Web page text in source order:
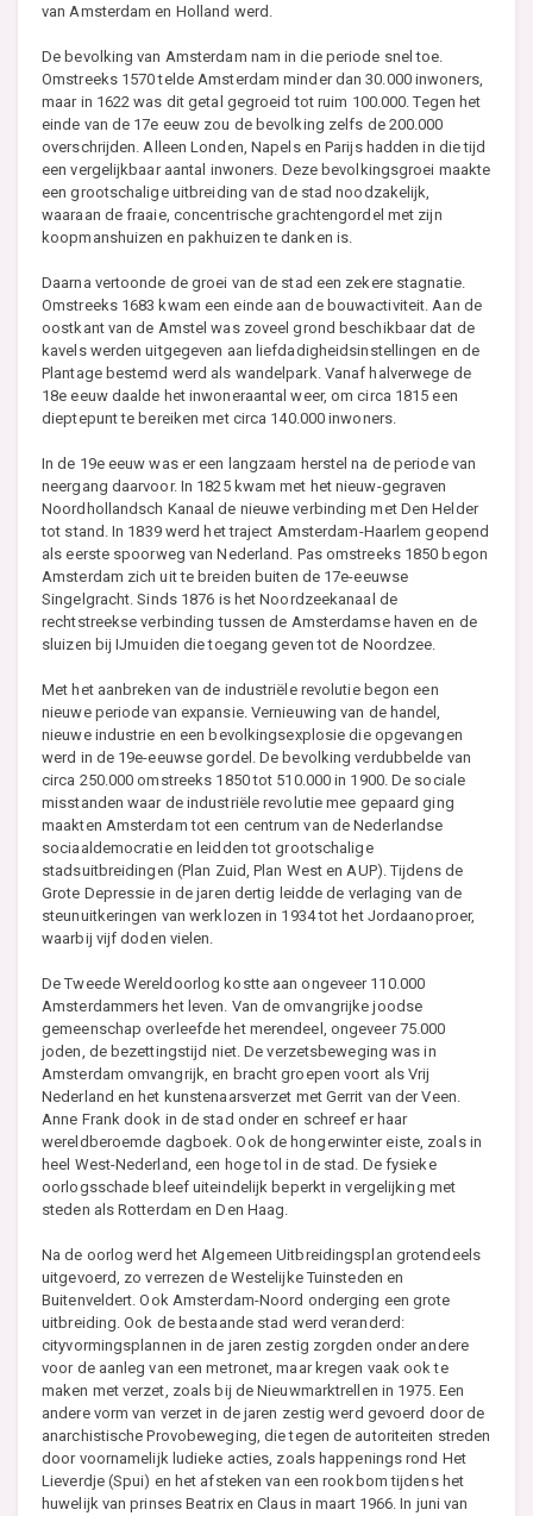
van Amsterdam en Holland werd.
De bevolking van Amsterdam nam in die periode snel toe.
Omstreeks 1570 telde Amsterdam minder dan 30.000 inwoners,
maar in 1622 was dit getal gegroeid tot ruim 100.000. Tegen het
einde van de 17e eeuw zou de bevolking zelfs de 200.000
overschrijden. Alleen Londen, Napels en Parijs hadden in die tijd
een vergelijkbaar aantal inwoners. Deze bevolkingsgroei maakte
een grootschalige uitbreiding van de stad noodzakelijk,
waaraan de fraaie, concentrische grachtengordel met zijn
koopmanshuizen en pakhuizen te danken is.
Daarna vertoonde de groei van de stad een zekere stagnatie.
Omstreeks 1683 kwam een einde aan de bouwactiviteit. Aan de
oostkant van de Amstel was zoveel grond beschikbaar dat de
kavels werden uitgegeven aan liefdadigheidsinstellingen en de
Plantage bestemd werd als wandelpark. Vanaf halverwege de
18e eeuw daalde het inwoneraantal weer, om circa 1815 een
dieptepunt te bereiken met circa 140.000 inwoners.
In de 19e eeuw was er een langzaam herstel na de periode van
neergang daarvoor. In 1825 kwam met het nieuw-gegraven
Noordhollandsch Kanaal de nieuwe verbinding met Den Helder
tot stand. In 1839 werd het traject Amsterdam-Haarlem geopend
als eerste spoorweg van Nederland. Pas omstreeks 1850 begon
Amsterdam zich uit te breiden buiten de 17e-eeuwse
Singelgracht. Sinds 1876 is het Noordzeekanaal de
rechtstreekse verbinding tussen de Amsterdamse haven en de
sluizen bij IJmuiden die toegang geven tot de Noordzee.
Met het aanbreken van de industriële revolutie begon een
nieuwe periode van expansie. Vernieuwing van de handel,
nieuwe industrie en een bevolkingsexplosie die opgevangen
werd in de 19e-eeuwse gordel. De bevolking verdubbelde van
circa 250.000 omstreeks 1850 tot 510.000 in 1900. De sociale
misstanden waar de industriële revolutie mee gepaard ging
maakten Amsterdam tot een centrum van de Nederlandse
sociaaldemocratie en leidden tot grootschalige
stadsuitbreidingen (Plan Zuid, Plan West en AUP). Tijdens de
Grote Depressie in de jaren dertig leidde de verlaging van de
steunuitkeringen van werklozen in 1934 tot het Jordaanoproer,
waarbij vijf doden vielen.
De Tweede Wereldoorlog kostte aan ongeveer 110.000
Amsterdammers het leven. Van de omvangrijke joodse
gemeenschap overleefde het merendeel, ongeveer 75.000
joden, de bezettingstijd niet. De verzetsbeweging was in
Amsterdam omvangrijk, en bracht groepen voort als Vrij
Nederland en het kunstenaarsverzet met Gerrit van der Veen.
Anne Frank dook in de stad onder en schreef er haar
wereldberoemde dagboek. Ook de hongerwinter eiste, zoals in
heel West-Nederland, een hoge tol in de stad. De fysieke
oorlogsschade bleef uiteindelijk beperkt in vergelijking met
steden als Rotterdam en Den Haag.
Na de oorlog werd het Algemeen Uitbreidingsplan grotendeels
uitgevoerd, zo verrezen de Westelijke Tuinsteden en
Buitenveldert. Ook Amsterdam-Noord onderging een grote
uitbreiding. Ook de bestaande stad werd veranderd:
cityvormingsplannen in de jaren zestig zorgden onder andere
voor de aanleg van een metronet, maar kregen vaak ook te
maken met verzet, zoals bij de Nieuwmarktrellen in 1975. Een
andere vorm van verzet in de jaren zestig werd gevoerd door de
anarchistische Provobeweging, die tegen de autoriteiten streden
door voornamelijk ludieke acties, zoals happenings rond Het
Lieverdje (Spui) en het afsteken van een rookbom tijdens het
huwelijk van prinses Beatrix en Claus in maart 1966. In juni van